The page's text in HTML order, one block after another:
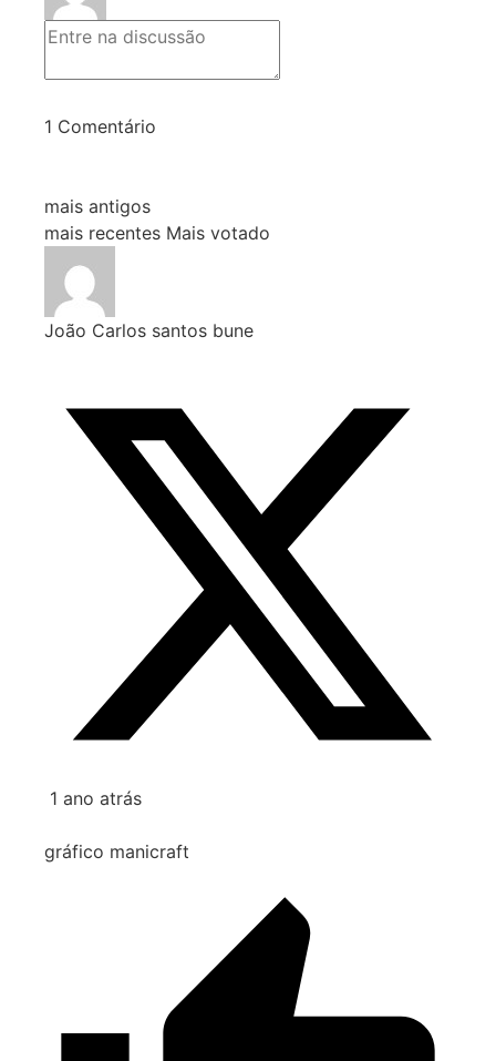
1 Comentário
mais antigos
mais recentes Mais votado
João Carlos santos bune
1 ano atrás
gráfico manicraft